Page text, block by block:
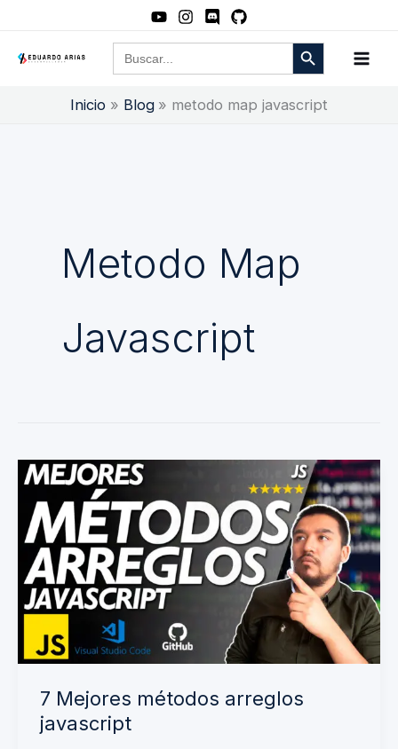
contenido
Buscar: Botón de búsqueda
Inicio Blog metodo map javascript
Metodo Map
Javascript
7 Mejores métodos arreglos
javascript
7
Mejores
métodos
arreglos
javascript